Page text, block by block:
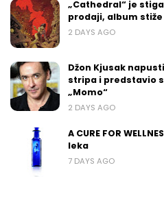
„Cathedral“ je
prodaji, album
2 DAYS AGO
Džon Kjusak
stripa i predstavio
„Momo“
2 DAYS AGO
A CURE FOR
leka
7 DAYS AGO